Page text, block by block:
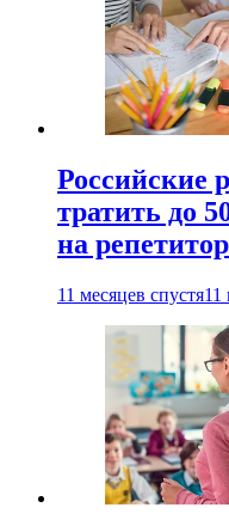
Российские
тратить до
на
11 месяцев спустя11